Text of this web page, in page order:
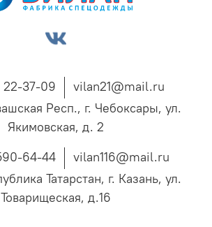
37-09
vilan21@mail.ru
Респ., г. Чебоксары, ул.
Якимовская, д. 2
64-44
vilan116@mail.ru
Татарстан, г. Казань, ул.
Товарищеская, д.16